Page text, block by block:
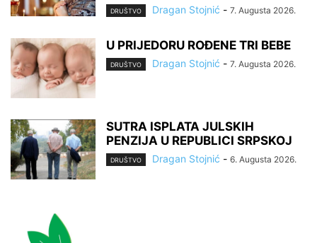
DRUŠTVO Dragan Stojnić - 7. Augusta 2026.
U PRIJEDORU ROĐENE TRI BEBE
DRUŠTVO Dragan Stojnić - 7. Augusta 2026.
SUTRA ISPLATA JULSKIH
PENZIJA U REPUBLICI SRPSKOJ
DRUŠTVO Dragan Stojnić - 6. Augusta 2026.